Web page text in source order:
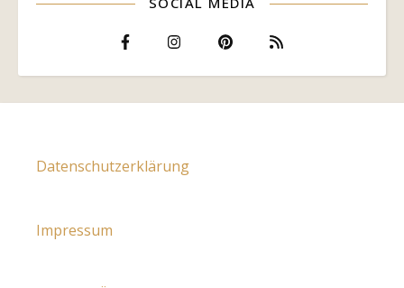
Datenschutzerklärung
Impressum